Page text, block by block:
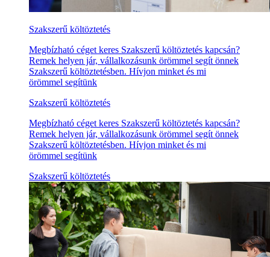
Szakszerű költöztetés
Megbízható céget keres Szakszerű költöztetés kapcsán?
Remek helyen jár, vállalkozásunk örömmel segít önnek
Szakszerű költöztetésben. Hívjon minket és mi
örömmel segítünk
Szakszerű költöztetés
Megbízható céget keres Szakszerű költöztetés kapcsán?
Remek helyen jár, vállalkozásunk örömmel segít önnek
Szakszerű költöztetésben. Hívjon minket és mi
örömmel segítünk
Szakszerű költöztetés